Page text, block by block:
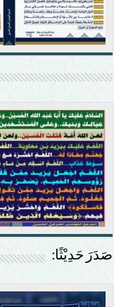
صَدَرَ حَدِيْثًا: